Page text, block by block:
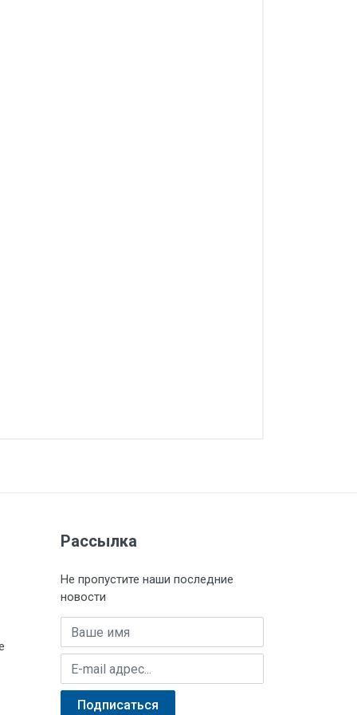
Рассылка
Не пропустите наши последние
новости
Имя
E-mail адрес
Подписаться